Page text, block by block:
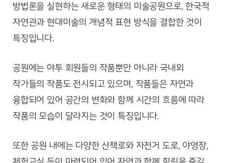
방법론을 실현하는 새로운 형태의 미술공원으로, 한국적
자연관과 현대미술의 개념적 표현 방식을 결합한 것이
특징입니다.
공원에는 야투 회원들의 작품뿐만 아니라 국내외
작가들의 작품도 전시되고 있으며, 작품들은 자연과
융합되어 있어 공간의 변화와 함께 시간의 흐름에 따라
작품의 모습이 달라지는 것이 특징입니다.
또한 공원 내에는 다양한 산책로와 자전거 도로, 야영장,